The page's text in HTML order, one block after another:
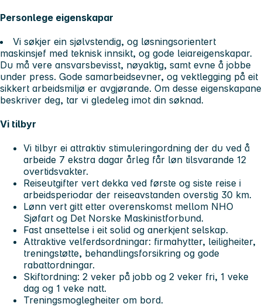
Personlege eigenskapar
Vi søkjer ein sjølvstendig, og løsningsorientert
maskinsjef med teknisk innsikt, og gode leiareigenskapar.
Du må vere ansvarsbevisst, nøyaktig, samt evne å jobbe
under press. Gode samarbeidsevner, og vektlegging på eit
sikkert arbeidsmiljø er avgjørande. Om desse eigenskapane
beskriver deg, tar vi gledeleg imot din søknad.
Vi tilbyr
Vi tilbyr ei attraktiv stimuleringordning der du ved å
arbeide 7 ekstra dagar årleg får løn tilsvarande 12
overtidsvakter.
Reiseutgifter vert dekka ved første og siste reise i
arbeidsperiodar der reiseavstanden overstig 30 km.
Lønn vert gitt etter overenskomst mellom NHO
Sjøfart og Det Norske Maskinistforbund.
Fast ansettelse i eit solid og anerkjent selskap.
Attraktive velferdsordningar: firmahytter, leiligheiter,
treningstøtte, behandlingsforsikring og gode
rabattordningar.
Skiftordning: 2 veker på jobb og 2 veker fri, 1 veke
dag og 1 veke natt.
Treningsmoglegheiter om bord.